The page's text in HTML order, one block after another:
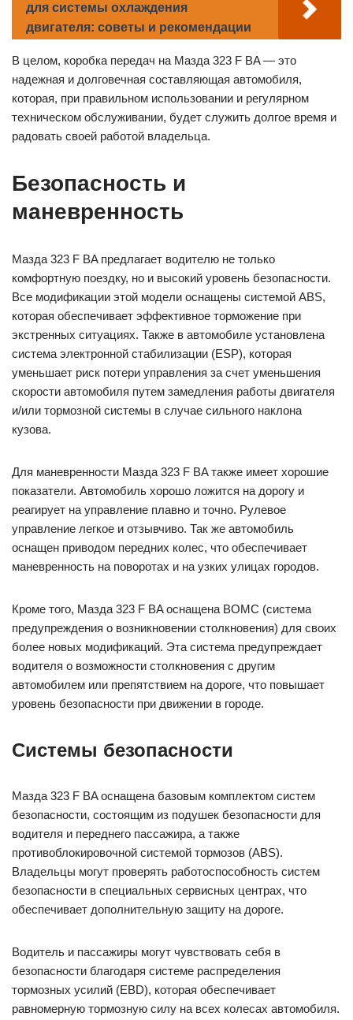
для системы охлаждения
двигателя: советы и рекомендации
В целом, коробка передач на Мазда 323 F BA — это
надежная и долговечная составляющая автомобиля,
которая, при правильном использовании и регулярном
техническом обслуживании, будет служить долгое время и
радовать своей работой владельца.
Безопасность и
маневренность
Мазда 323 F BA предлагает водителю не только
комфортную поездку, но и высокий уровень безопасности.
Все модификации этой модели оснащены системой ABS,
которая обеспечивает эффективное торможение при
экстренных ситуациях. Также в автомобиле установлена
система электронной стабилизации (ESP), которая
уменьшает риск потери управления за счет уменьшения
скорости автомобиля путем замедления работы двигателя
и/или тормозной системы в случае сильного наклона
кузова.
Для маневренности Мазда 323 F BA также имеет хорошие
показатели. Автомобиль хорошо ложится на дорогу и
реагирует на управление плавно и точно. Рулевое
управление легкое и отзывчиво. Так же автомобиль
оснащен приводом передних колес, что обеспечивает
маневренность на поворотах и на узких улицах городов.
Кроме того, Мазда 323 F BA оснащена ВОМС (система
предупреждения о возникновении столкновения) для своих
более новых модификаций. Эта система предупреждает
водителя о возможности столкновения с другим
автомобилем или препятствием на дороге, что повышает
уровень безопасности при движении в городе.
Системы безопасности
Мазда 323 F BA оснащена базовым комплектом систем
безопасности, состоящим из подушек безопасности для
водителя и переднего пассажира, а также
противоблокировочной системой тормозов (ABS).
Владельцы могут проверять работоспособность систем
безопасности в специальных сервисных центрах, что
обеспечивает дополнительную защиту на дороге.
Водитель и пассажиры могут чувствовать себя в
безопасности благодаря системе распределения
тормозных усилий (EBD), которая обеспечивает
равномерную тормозную силу на всех колесах автомобиля.